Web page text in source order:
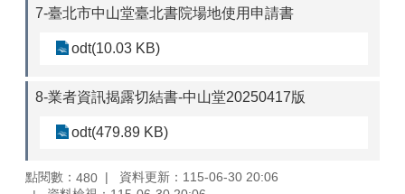
7-臺北市中山堂臺北書院場地使用申請書
odt(10.03 KB)
8-業者資訊揭露切結書-中山堂20250417版
odt(479.89 KB)
點閱數： 480
資料更新：115-06-30 20:06